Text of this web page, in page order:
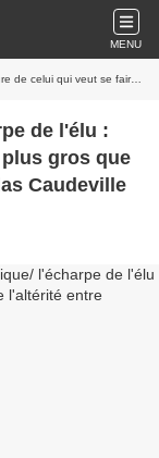
MENU
entre citoyens...par Nicolas Caudeville
de l'élu :
gros que
Caudeville